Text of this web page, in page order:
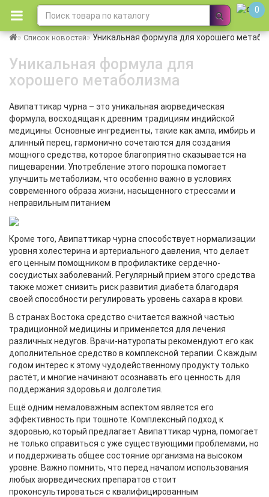
0
Список новостей Уникальная формула для хорошего
Уникальная формула для
хорошего метаболизма
Авипаттикар чурна – это уникальная аюрведическая
формула, восходящая к древним традициям индийской
медицины. Основные ингредиенты, такие как амла, имбирь и
длинный перец, гармонично сочетаются для создания
мощного средства, которое благоприятно сказывается на
пищеварении. Употребление этого порошка помогает
улучшить метаболизм, что особенно важно в условиях
современного образа жизни, насыщенного стрессами и
неправильным питанием
Кроме того, Авипаттикар чурна способствует нормализации
уровня холестерина и артериального давления, что делает
его ценным помощником в профилактике сердечно-
сосудистых заболеваний. Регулярный прием этого средства
также может снизить риск развития диабета благодаря
своей способности регулировать уровень сахара в крови.
В странах Востока средство считается важной частью
традиционной медицины и применяется для лечения
различных недугов. Врачи-натуропаты рекомендуют его как
дополнительное средство в комплексной терапии. С каждым
годом интерес к этому чудодейственному продукту только
растёт, и многие начинают осознавать его ценность для
поддержания здоровья и долголетия.
Ещё одним немаловажным аспектом является его
эффективность при тошноте. Комплексный подход к
здоровью, который предлагает Авипаттикар чурна, помогает
не только справиться с уже существующими проблемами, но
и поддерживать общее состояние организма на высоком
уровне. Важно помнить, что перед началом использования
любых аюрведических препаратов стоит
проконсультироваться с квалифицированным